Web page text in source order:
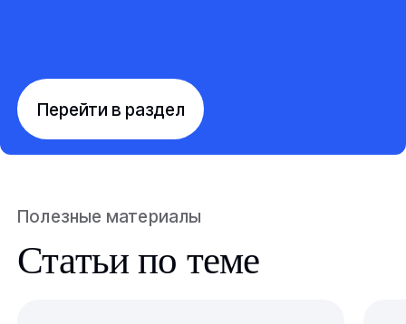
Перейти в раздел
Полезные материалы
Статьи по теме